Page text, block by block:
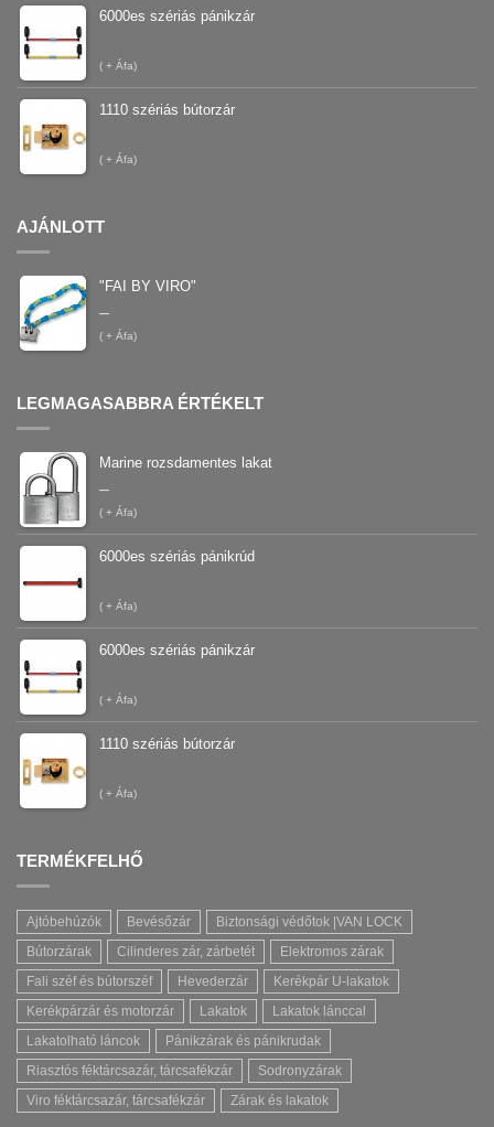
6000es szériás pánikzár
( + Áfa)
1110 szériás bútorzár
( + Áfa)
AJÁNLOTT
"FAI BY VIRO"
–
( + Áfa)
LEGMAGASABBRA ÉRTÉKELT
Marine rozsdamentes lakat
–
( + Áfa)
6000es szériás pánikrúd
( + Áfa)
6000es szériás pánikzár
( + Áfa)
1110 szériás bútorzár
( + Áfa)
TERMÉKFELHŐ
Ajtóbehúzók Bevésőzár
Biztonsági védőtok |VAN LOCK
Bútorzárak
Cilinderes zár, zárbetét
Elektromos zárak
Fali széf és bútorszéf
Hevederzár
Kerékpár U-lakatok
Kerékpárzár és motorzár
Lakatok
Lakatok lánccal
Lakatolható láncok
Pánikzárak és pánikrudak
Riasztós féktárcsazár, tárcsafékzár
Sodronyzárak
Viro féktárcsazár, tárcsafékzár
Zárak és lakatok